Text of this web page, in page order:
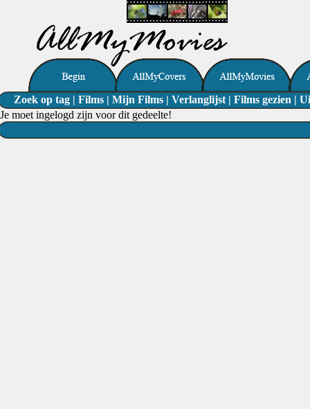
Zoek op tag | Films | Mijn Films | Verlanglijst | Films gezien |
Je moet ingelogd zijn voor dit gedeelte!